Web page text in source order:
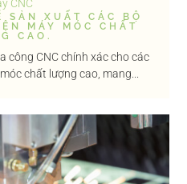
CNC
SẢN XUẤT CÁC BỘ
MÁY MÓC CHẤT
CAO.
công CNC chính xác cho các
chất lượng cao, mang...